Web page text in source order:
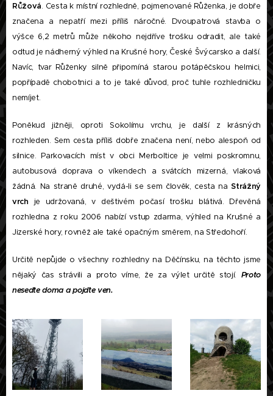
Růžová. Cesta k místní rozhledně, pojmenované Růženka, je dobře
značena a nepatří mezi příliš náročné. Dvoupatrová stavba o
výšce 6,2 metrů může někoho nejdříve trošku odradit, ale také
odtud je nádherný výhled na Krušné hory, České Švýcarsko a další.
Navíc, tvar Růženky silně připomíná starou potápěčskou helmici,
popřípadě chobotnici a to je také důvod, proč tuhle rozhledničku
nemíjet.
Poněkud jižněji, oproti Sokolímu vrchu, je další z krásných
rozhleden. Sem cesta příliš dobře značena není, nebo alespoň od
silnice. Parkovacích míst v obci Merboltice je velmi poskromnu,
autobusová doprava o víkendech a svátcích mizerná, vlaková
žádná. Na straně druhé, vydá-li se sem člověk, cesta naStrážný
vrch je udržovaná, v deštivém počasí trošku blátivá. Dřevěná
rozhledna z roku 2006 nabízí vstup zdarma, výhled na Krušné a
Jizerské hory, rovněž ale také opačným směrem, na Středohoří.
Určitě nepůjde o všechny rozhledny na Děčínsku, na těchto jsme
nějaký čas strávili a proto víme, že za výlet určitě stojí. Proto
neseďte doma a pojďte ven.